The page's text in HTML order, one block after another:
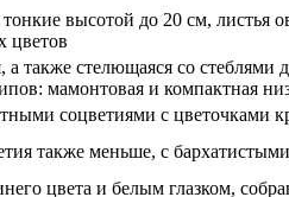
высотой до 20 см, листья
цветов
а также стелющаяся со
мамонтовая и компактная
соцветиями с цветочками
также меньше, с
цвета и белым глазком,